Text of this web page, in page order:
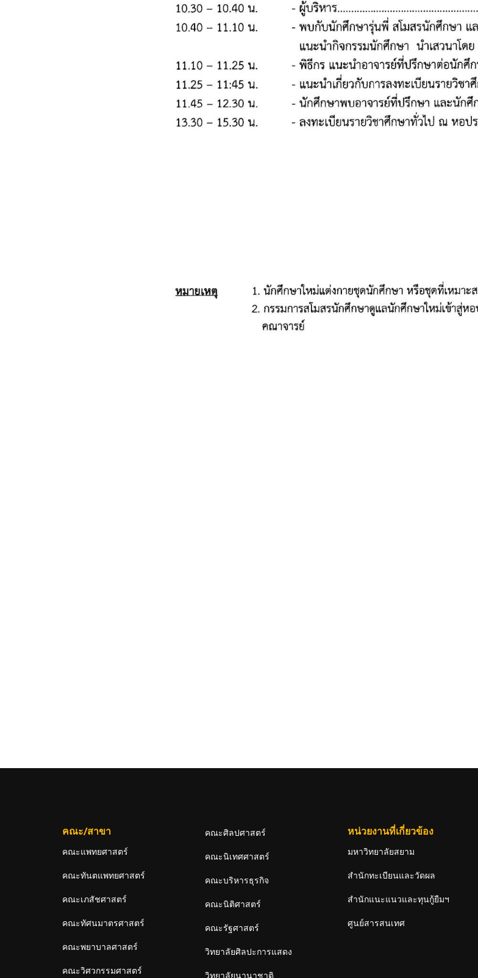
คณะ/สาขา
คณะแพทยศาสตร์
คณะทันตแพทยศาสตร์
คณะเภสัชศาสตร์
คณะทัศนมาตรศาสตร์
คณะพยาบาลศาสตร์
คณะวิศวกรรมศาสตร์
คณะศิลปศาสตร์
คณะนิเทศศาสตร์
คณะบริหารธุรกิจ
คณะนิติศาสตร์
คณะรัฐศาสตร์
วิทยาลัยศิลปะการแสดง
วิทยาลัยนานาชาติ
หน่วยงานที่เกี่ยวข้อง
มหาวิทยาลัยสยาม
สำนักทะเบียนและวัดผล
สำนักแนะแนวและทุนกู้ยืมฯ
ศูนย์สารสนเทศ